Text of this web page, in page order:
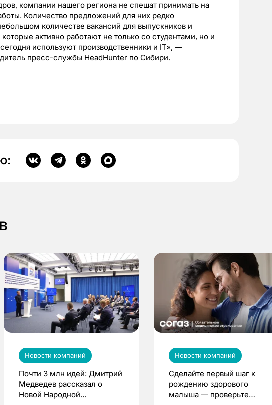
компании нашего региона не спешат принимать на
Количество предложений для них редко
количестве вакансий для выпускников и
активно работают не только со студентами, но и
используют производственники и IT», —
пресс-службы HeadHunter по Сибири.
Новости компаний
Почти 3 млн идей: Дмитрий
Медведев рассказал о
Новой Народной
Новости компаний
Сделайте первый шаг к
рождению здорового
малыша — проверьте